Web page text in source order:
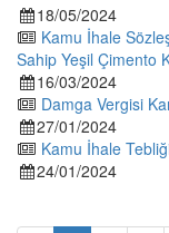
18/05/2024
Kamu İhale
Sahip Yeşil Çimento
16/03/2024
Damga Vergisi
27/01/2024
Kamu İhale
24/01/2024